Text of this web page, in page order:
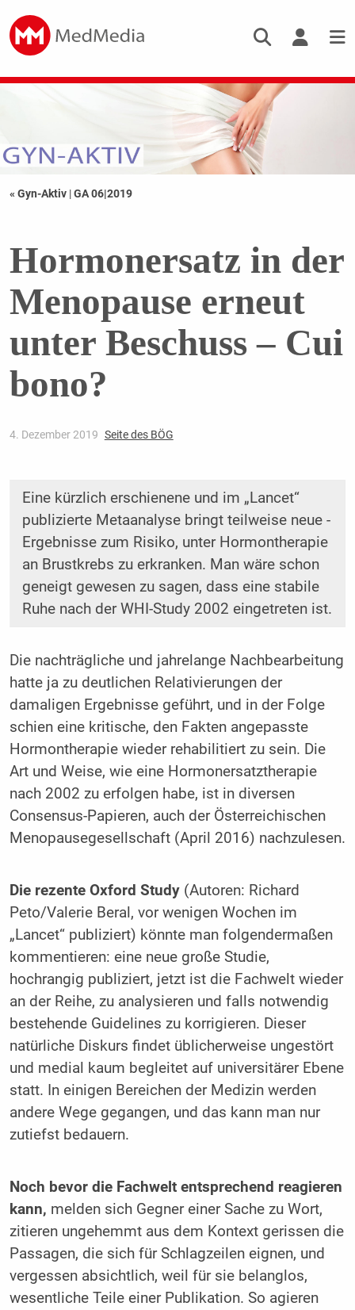
« Gyn-Aktiv |GA 06|2019
Hormonersatz in der
Menopause erneut
unter Beschuss – Cui
bono?
4. Dezember 2019 Seite des BÖG
Eine kürzlich erschienene und im „Lancet“
publizierte Metaanalyse bringt teilweise neue ­
Ergebnisse zum Risiko, unter Hormontherapie
an Brustkrebs zu erkranken. Man wäre schon
geneigt gewesen zu sagen, dass eine stabile
Ruhe nach der WHI-Study 2002 eingetreten ist.
Die nachträgliche und jahrelange Nachbearbeitung
hatte ja zu deutlichen Relativierungen der
damaligen Ergebnisse geführt, und in der Folge
schien eine kritische, den Fakten angepasste
Hormontherapie wieder rehabilitiert zu sein. Die
Art und Weise, wie eine Hormonersatztherapie
nach 2002 zu erfolgen habe, ist in diversen
Consensus-Papieren, auch der Österreichischen
Menopausegesellschaft (April 2016) nachzulesen.
Die rezente Oxford Study(Autoren: Richard
Peto/Valerie­ Beral, vor wenigen Wochen im
„Lancet“ publiziert) könnte­ man folgendermaßen
kommentieren: eine neue große Studie,
hochrangig publiziert, jetzt ist die Fachwelt wieder
an der Reihe, zu analysieren und falls notwendig
bestehende Guidelines zu korrigieren. Dieser
natürliche Diskurs findet üblicherweise ungestört
und medial kaum begleitet auf universitärer Ebene
statt. In einigen Bereichen der Medizin werden
andere Wege gegangen, und das kann man nur
zutiefst bedauern.
Noch bevor die Fachwelt entsprechend reagieren
kann, melden sich Gegner einer Sache zu Wort,
zitieren ungehemmt aus dem Kontext gerissen die
Passagen, die sich für Schlagzeilen eignen, und
vergessen absichtlich, weil für sie belanglos,
wesentliche Teile einer Publikation. So agieren